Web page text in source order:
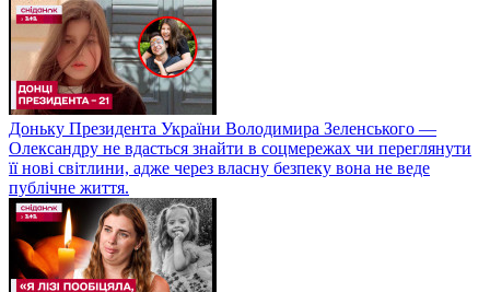
Доньку Президента України Володимира Зеленського —
Олександру не вдасться знайти в соцмережах чи переглянути
її нові світлини, адже через власну безпеку вона не веде
публічне життя.